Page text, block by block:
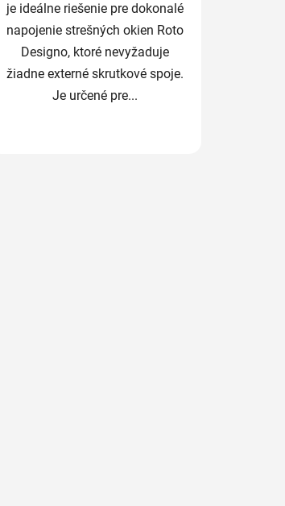
je ideálne riešenie pre dokonalé
napojenie strešných okien Roto
Designo, ktoré nevyžaduje
žiadne externé skrutkové spoje.
Je určené pre...